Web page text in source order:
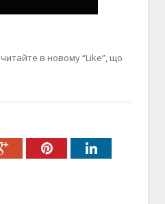
в новому “Like”, що
Google+PinterestLinkedIn